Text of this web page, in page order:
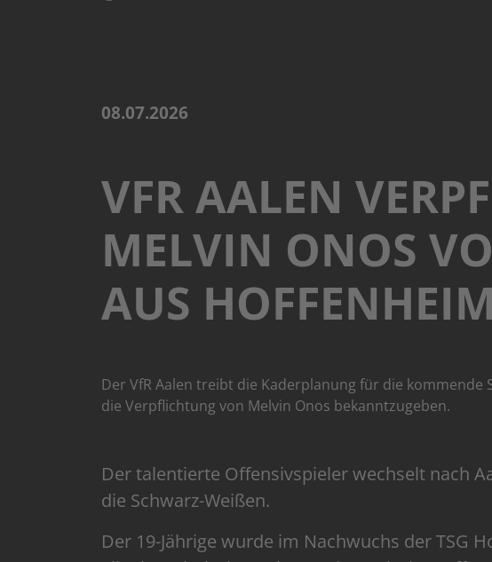
08.07.2026
VFR AALEN
MELVIN ONOS
AUS HOFFENHEIM
Der VfR Aalen treibt die Kaderplanung für die
die Verpflichtung von Melvin Onos bekanntzugeben.
Der talentierte Offensivspieler wechselt nach
die Schwarz-Weißen.
Der 19-Jährige wurde im Nachwuchs der TSG